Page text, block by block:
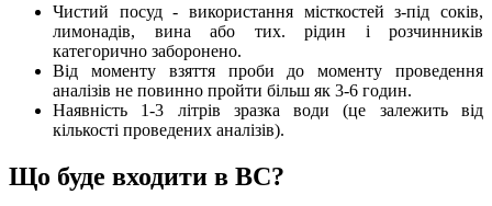
Чистий посуд - використання місткостей з-під соків,
лимонадів, вина або тих. рідин і розчинників
категорично заборонено.
Від моменту взяття проби до моменту проведення
аналізів не повинно пройти більш як 3-6 годин.
Наявність 1-3 літрів зразка води (це залежить від
кількості проведених аналізів).
Що буде входити в ВС?